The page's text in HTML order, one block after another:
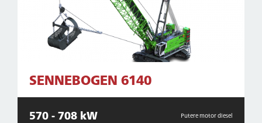
SENNEBOGEN 6140
570 - 708 kW Putere motor diesel